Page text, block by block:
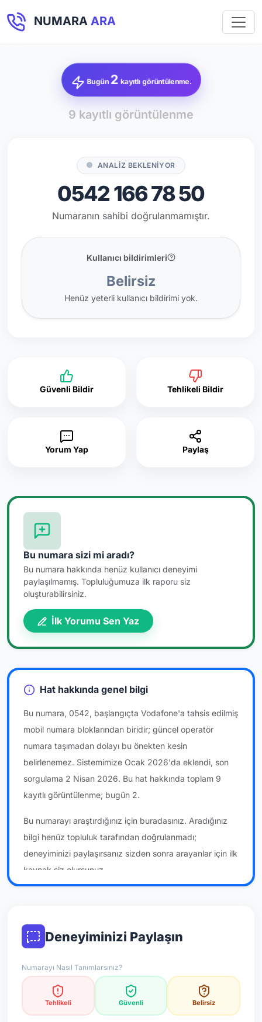
NUMARA ARA
Bugün2 kayıtlı görüntülenme.
9 kayıtlı görüntülenme
ANALİZ BEKLENİYOR
0542 166 78 50
Numaranın sahibi doğrulanmamıştır.
Kullanıcı bildirimleri
Belirsiz
Henüz yeterli kullanıcı bildirimi yok.
Güvenli Bildir Tehlikeli Bildir
Yorum Yap Paylaş
Bu numara sizi mi aradı?
Bu numara hakkında henüz kullanıcı deneyimi
paylaşılmamış. Topluluğumuza ilk raporu siz
oluşturabilirsiniz.
İlk Yorumu Sen Yaz
Hat hakkında genel bilgi
Bu numara, 0542, başlangıçta Vodafone'a tahsis edilmiş
mobil numara bloklarından biridir; güncel operatör
numara taşımadan dolayı bu önekten kesin
belirlenemez. Sistemimize Ocak 2026'da eklendi, son
sorgulama 2 Nisan 2026. Bu hat hakkında toplam 9
kayıtlı görüntülenme; bugün 2.
Bu numarayı araştırdığınız için buradasınız. Aradığınız
bilgi henüz topluluk tarafından doğrulanmadı;
deneyiminizi paylaşırsanız sizden sonra arayanlar için ilk
kaynak siz olursunuz.
Deneyiminizi Paylaşın
Numarayı Nasıl Tanımlarsınız?
Tehlikeli Güvenli Belirsiz